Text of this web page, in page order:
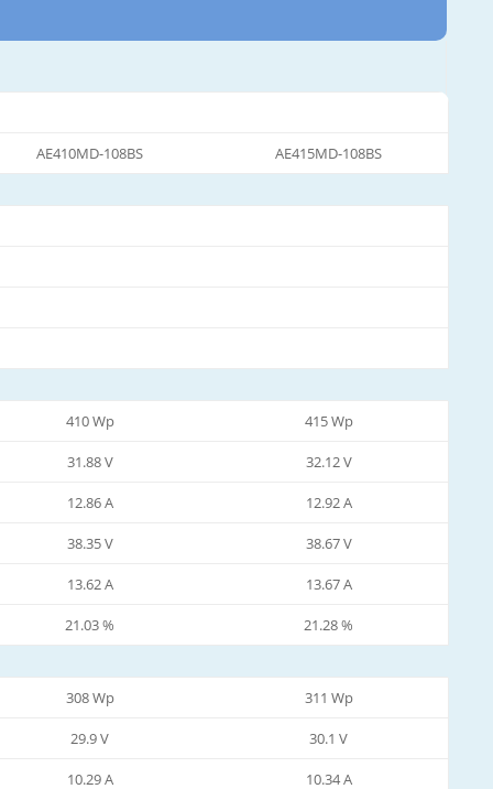
AE410MD-108BS AE415MD-108BS
410 Wp 415 Wp
31.88 V 32.12 V
12.86 A 12.92 A
38.35 V 38.67 V
13.62 A 13.67 A
21.03 %
21.28 %
308 Wp 311 Wp
29.9 V 30.1 V
10.29 A 10.34 A